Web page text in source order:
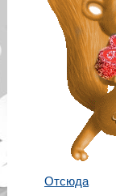
Отсюда